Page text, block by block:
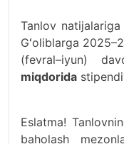
Tanlov natijalariga
Gʻoliblarga
(fevral–iyun)
miqdorida
Eslatma!
baholash